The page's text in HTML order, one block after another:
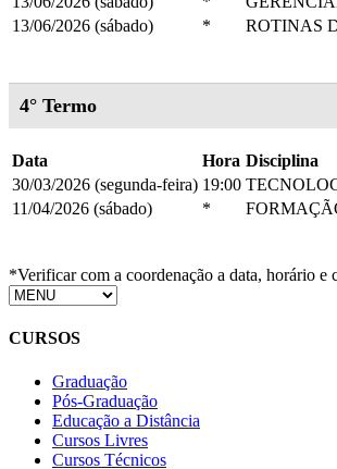
13/06/2026 (sábado)
* ROTINAS
4° Termo
Data Hora Disciplina
30/03/2026 (segunda-feira) 19:00
11/04/2026 (sábado)
*
*Verificar com a coordenação a data, horário e
CURSOS
Graduação
Pós-Graduação
Educação a Distância
Cursos Livres
Cursos Técnicos